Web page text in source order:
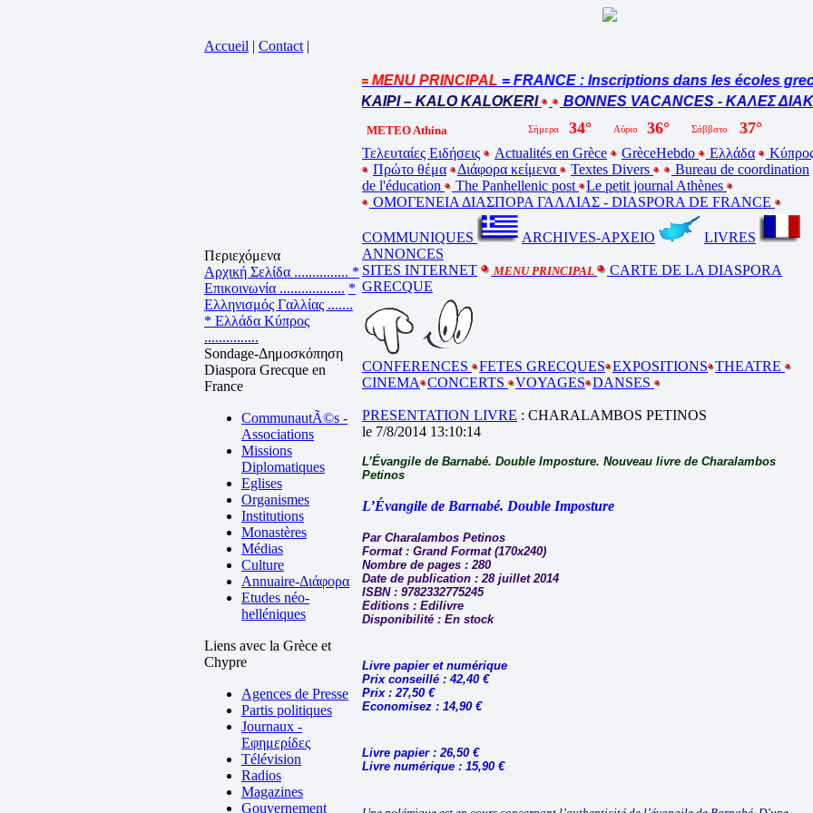
Accueil | Contact |
Περιεχόμενα
Αρχική Σελίδα ............... *
Επικοινωνία .................. *
Ελληνισμός Γαλλίας .......
* Ελλάδα Κύπρος
...............
Sondage-Δημοσκόπηση
Diaspora Grecque en
France
CommunautÃ©s -
Associations
Missions
Diplomatiques
Eglises
Organismes
Institutions
Monastères
Médias
Culture
Annuaire-Διάφορα
Etudes néo-
helléniques
Liens avec la Grèce et
Chypre
Agences de Presse
Partis politiques
Journaux -
Εφημερίδες
Télévision
Radios
Magazines
Gouvernement
= MENU PRINCIPAL= FRANCE : Inscriptions dans les écoles
BEL ETE – ΚΑΛΟ ΚΑΛΟΚΑΙΡΙ – KALO KALOKERI
BONNES VACANCES - ΚΑΛΕΣ
METEO Athina
Τελευταίες Ειδήσεις Actualités en Grèce GrèceHebdo Ελλάδα
Πρώτο θέμα
Διάφορα κείμενα Textes Divers
Bureau de coordination
de l'éducation
The Panhellenic post
Le petit journal Athènes
ΟΜΟΓΕΝΕΙΑ ΔΙΑΣΠΟΡΑ ΓΑΛΛΙΑΣ - DIASPORA DE FRANCE
COMMUNIQUES ARCHIVES-ΑΡΧΕΙΟ
LIVRES
ANNONCES
SITES INTERNET
MENU PRINCIPAL
CARTE DE LA DIASPORA
GRECQUE
CONFERENCES FETES GRECQUES EXPOSITIONS THEATRE
CINEMA CONCERTS VOYAGES DANSES
PRESENTATION LIVRE : CHARALAMBOS PETINOS
le 7/8/2014 13:10:14
L’Évangile de Barnabé. Double Imposture. Nouveau livre de Charalambos
Petinos
L’Évangile de Barnabé. Double Imposture
Par Charalambos Petinos
Format : Grand Format (170x240)
Nombre de pages : 280
Date de publication : 28 juillet 2014
ISBN : 9782332775245
Editions : Edilivre
Disponibilité : En stock
Livre papier et numérique
Prix conseillé : 42,40 €
Prix : 27,50 €
Economisez : 14,90 €
Livre papier : 26,50 €
Livre numérique : 15,90 €